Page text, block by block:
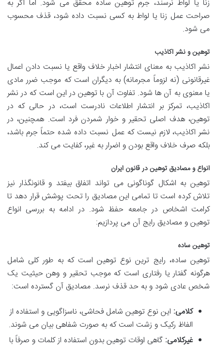
زنا یا لواط نرسند، جرم توهین ساده محقق می شود. اما اگر به
صراحت عمل زنا یا لواط به کسی نسبت داده شود، قذف محسوب
می شود.
توهین و نشر اکاذیب
نشر اکاذیب به معنای انتشار اخبار خلاف واقع یا نسبت دادن اعمال
غیرقانونی (نه لزوماً مجرمانه) به دیگران است که موجب ضرر مادی
یا معنوی به آن ها شود. تفاوت آن با توهین در این است که در نشر
اکاذیب، تمرکز بر انتشار اطلاعات نادرست است، در حالی که در
توهین، هدف اصلی تحقیر و خوار شمردن فرد است. همچنین، در
نشر اکاذیب، لازم نیست که عمل نسبت داده شده حتماً جرم باشد،
بلکه صرف خلاف واقع بودن و اضرار به غیر، کفایت می کند.
انواع و مصادیق توهین در قانون ایران
توهین به اشکال گوناگونی می تواند اتفاق بیفتد و قانونگذار نیز
تلاش کرده است تا تمامی این مصادیق را تحت پوشش قرار دهد تا
کرامت اشخاص در جامعه حفظ شود. در ادامه به بررسی انواع
توهین و مصادیق رایج آن می پردازیم:
توهین ساده
توهین ساده، رایج ترین نوع توهین است که به طور کلی شامل
هرگونه گفتار یا رفتاری است که موجب تحقیر و وهن حیثیت یک
شخص عادی شود و به حد قذف نرسد. مصادیق آن گسترده است:
کلامی: این نوع توهین شامل فحاشی، ناسزاگویی و استفاده از
الفاظ رکیک و زشت است که به صورت شفاهی بیان می شوند.
غیرکلامی: گاهی اوقات توهین بدون استفاده از کلمات و صرفاً با